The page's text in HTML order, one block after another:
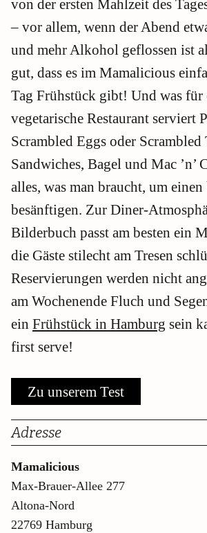
von der ersten Mahlzeit des
– vor allem, wenn der Abend
und mehr Alkohol geflossen ist
gut, dass es im Mamalicious
Tag Frühstück gibt! Und was für
vegetarische Restaurant serviert
Scrambled Eggs oder Scrambled
Sandwiches, Bagel und Mac ’n’
alles, was man braucht, um einen
besänftigen. Zur Diner-
Bilderbuch passt am besten ein
die Gäste stilecht am Tresen
Reservierungen werden nicht
am Wochenende Fluch und
ein Frühstück in Hamburg sein
first serve!
Zu unserem Test
Adresse
Mamalicious
Max-Brauer-Allee 277
Altona-Nord
22769 Hamburg